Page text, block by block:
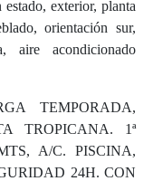
exterior, planta
orientación sur,
aire acondicionado
TEMPORADA,
TROPICANA. 1ª
A/C. PISCINA,
24H. CON